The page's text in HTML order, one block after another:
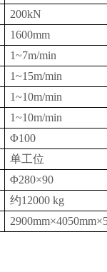
200kN
1600mm
1~7m/min
1~15m/min
1~10m/min
1~10m/min
Φ100
单工位
Φ280×90
约12000 kg
2900mm×4050mm